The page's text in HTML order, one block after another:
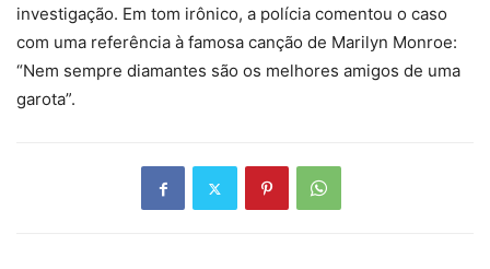
investigação. Em tom irônico, a polícia comentou o caso
com uma referência à famosa canção de Marilyn Monroe:
“Nem sempre diamantes são os melhores amigos de uma
garota”.